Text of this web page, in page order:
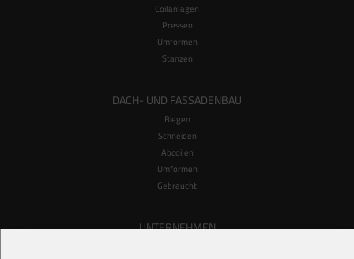
Coilanlagen
Pressen
Umformen
Stanzen
DACH- UND FASSADENBAU
Biegen
Schneiden
Abcoilen
Umformen
Gebraucht
UNTERNEHMEN